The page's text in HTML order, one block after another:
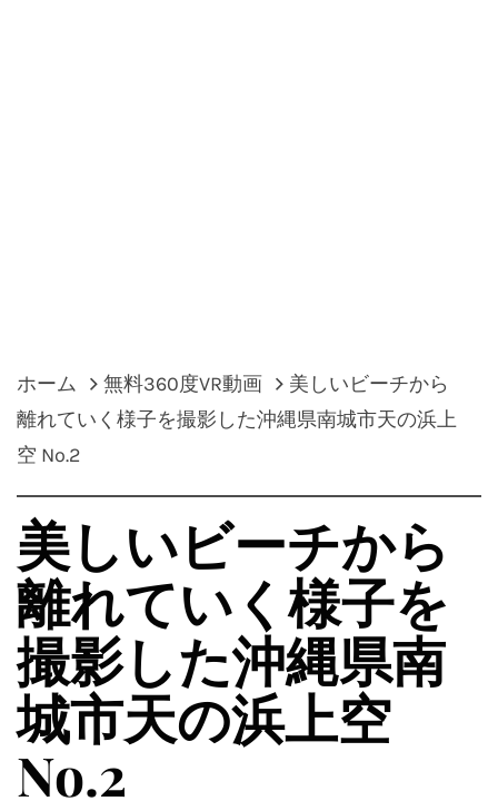
ホーム 無料360度VR動画
美しいビーチから
離れていく様子を撮影した沖縄県南城市天の浜上
空 No.2
美しいビーチから
離れていく様子を
撮影した沖縄県南
城市天の浜上空
No.2